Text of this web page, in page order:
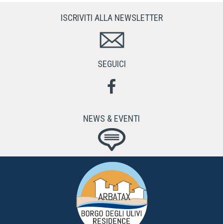
ISCRIVITI ALLA NEWSLETTER
SEGUICI
NEWS & EVENTI